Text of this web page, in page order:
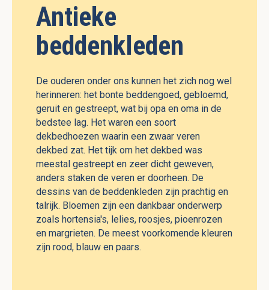
Antieke
beddenkleden
De ouderen onder ons kunnen het zich nog wel
herinneren: het bonte beddengoed, gebloemd,
geruit en gestreept, wat bij opa en oma in de
bedstee lag. Het waren een soort
dekbedhoezen waarin een zwaar veren
dekbed zat. Het tijk om het dekbed was
meestal gestreept en zeer dicht geweven,
anders staken de veren er doorheen. De
dessins van de beddenkleden zijn prachtig en
talrijk. Bloemen zijn een dankbaar onderwerp
zoals hortensia's, lelies, roosjes, pioenrozen
en margrieten. De meest voorkomende kleuren
zijn rood, blauw en paars.